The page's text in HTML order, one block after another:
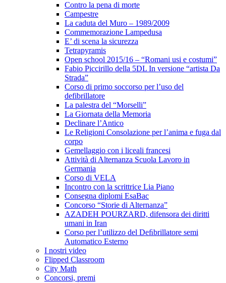
Contro la pena di morte
Campestre
La caduta del Muro – 1989/2009
Commemorazione Lampedusa
E’ di scena la sicurezza
Tetrapyramis
Open school 2015/16 – “Romani usi e costumi”
Fabio Piccirillo della 5DL In versione “artista Da
Strada”
Corso di primo soccorso per l’uso del
defibrillatore
La palestra del “Morselli”
La Giornata della Memoria
Declinare l’Antico
Le Religioni Consolazione per l’anima e fuga dal
corpo
Gemellaggio con i liceali francesi
Attività di Alternanza Scuola Lavoro in
Germania
Corso di VELA
Incontro con la scrittrice Lia Piano
Consegna diplomi EsaBac
Concorso “Storie di Alternanza”
AZADEH POURZARD, difensora dei diritti
umani in Iran
Corso per l’utilizzo del Deﬁbrillatore semi
Automatico Esterno
I nostri video
Flipped Classroom
City Math
Concorsi, premi